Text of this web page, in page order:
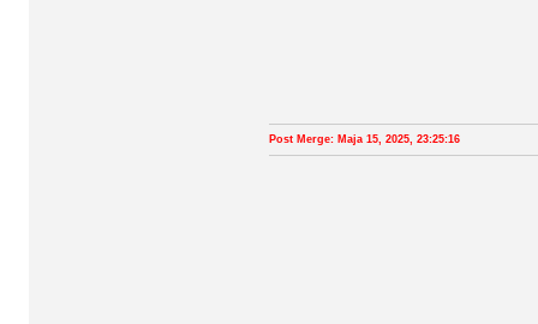
Post Merge: Maja 15, 2025, 23:25:16